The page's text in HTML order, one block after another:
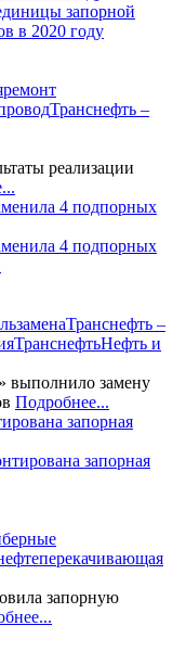
запорной
в 2020 году
ремонт
Транснефть –
реализации
4 подпорных
заменаТранснефть –
ТранснефтьНефть и
выполнило замену
Подробнее...
запорная
запорную